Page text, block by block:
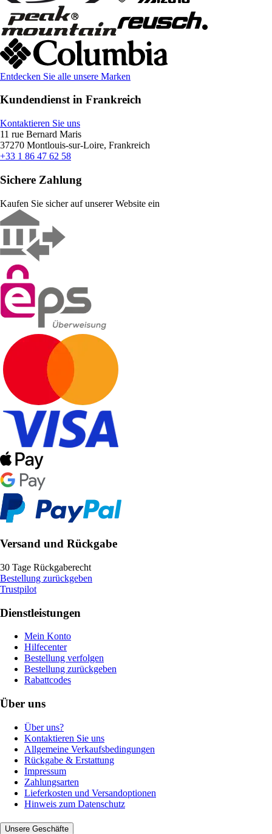
Entdecken Sie alle unsere Marken
Kundendienst in Frankreich
Kontaktieren Sie uns
11 rue Bernard Maris
37270 Montlouis-sur-Loire, Frankreich
+33 1 86 47 62 58
Sichere Zahlung
Kaufen Sie sicher auf unserer Website ein
Versand und Rückgabe
30 Tage Rückgaberecht
Bestellung zurückgeben
Trustpilot
Dienstleistungen
Mein Konto
Hilfecenter
Bestellung verfolgen
Bestellung zurückgeben
Rabattcodes
Über uns
Über uns?
Kontaktieren Sie uns
Allgemeine Verkaufsbedingungen
Rückgabe & Erstattung
Impressum
Zahlungsarten
Lieferkosten und Versandoptionen
Hinweis zum Datenschutz
Unsere Geschäfte